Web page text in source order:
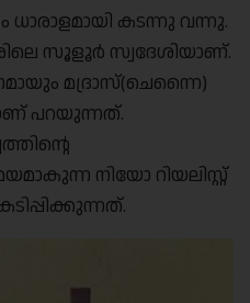
ധാരാളമായി കടന്നു വന്നു.
സൂളൂര്‍ സ്വദേശിയാണ്.
മദ്രാസ്(ചെന്നൈ)
പറയുന്നത്.
നിയോ റിയലിസ്റ്റ്